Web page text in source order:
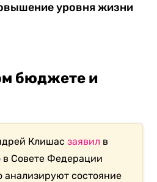
уровня жизни
бюджете и
Клишасзаявил в
в Совете Федерации
анализируют состояние